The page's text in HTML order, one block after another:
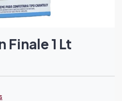
Finale 1 Lt